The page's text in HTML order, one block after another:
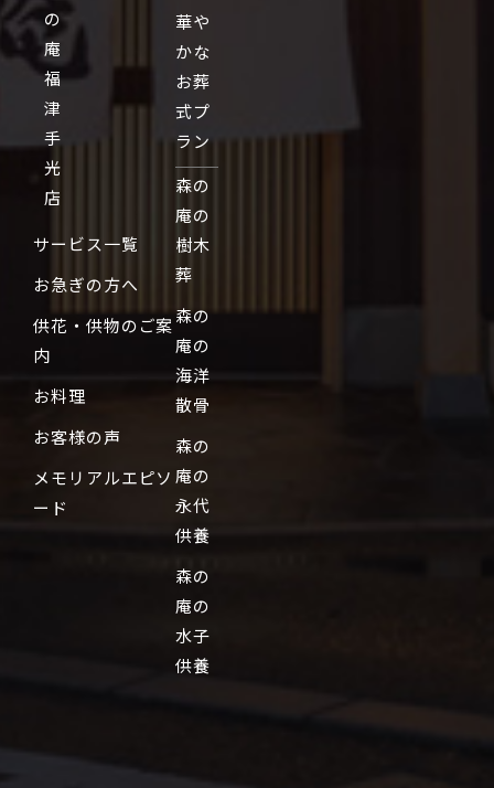
の
庵
福
津
手
光
店
サービス一覧
お急ぎの方へ
供花・供物のご案
内
お料理
お客様の声
メモリアルエピソ
ード
華や
かな
お葬
式プ
ラン
森の
庵の
樹木
葬
森の
庵の
海洋
散骨
森の
庵の
永代
供養
森の
庵の
水子
供養